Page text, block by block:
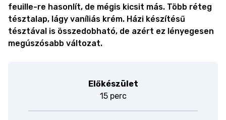
feuille-re hasonlít, de mégis kicsit más. Több réteg
tésztalap, lágy vaníliás krém. Házi készítésű
tésztával is összedobható, de azért ez lényegesen
megúszósabb változat.
Előkészület
15 perc